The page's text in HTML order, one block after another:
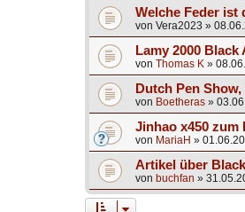
Welche Feder ist
von Vera2023 »
Lamy 2000 Black
von Thomas K »
Dutch Pen
von Boetheras »
Jinhao x450 zum
von MariaH »
Artikel über
von buchfan »